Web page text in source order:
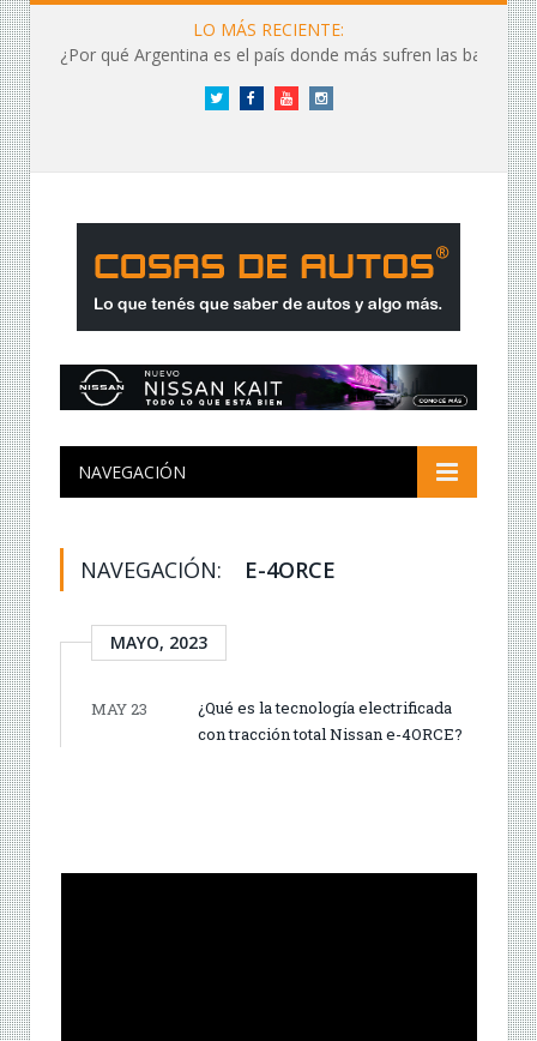
LO MÁS RECIENTE:
¿Por qué Argentina es el país donde más sufren las baterías?
Twitter FacebookYouTubeInstagram
NAVEGACIÓN
NAVEGACIÓN: E-4ORCE
MAYO, 2023
MAY 23
¿Qué es la tecnología electrificada
con tracción total Nissan e-4ORCE?